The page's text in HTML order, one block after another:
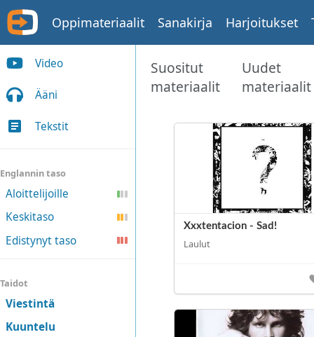
Oppimateriaalit Sanakirja Harjoitukset
Video
Ääni
Tekstit
Englannin taso
Aloittelijoille
Keskitaso
Edistynyt taso
Taidot
Viestintä
Kuuntelu
Suositut
materiaalit
Uudet
materiaalit
Xxxtentacion - Sad!
Laulut